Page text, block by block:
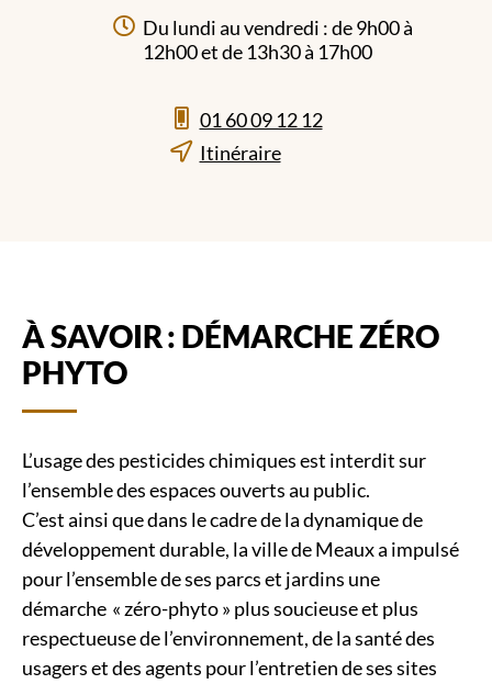
Du lundi au vendredi : de 9h00 à
12h00 et de 13h30 à 17h00
01 60 09 12 12
Itinéraire
À SAVOIR : DÉMARCHE ZÉRO
PHYTO
L’usage des pesticides chimiques est interdit sur
l’ensemble des espaces ouverts au public.
C’est ainsi que dans le cadre de la dynamique de
développement durable, la ville de Meaux a impulsé
pour l’ensemble de ses parcs et jardins une
démarche « zéro-phyto » plus soucieuse et plus
respectueuse de l’environnement, de la santé des
usagers et des agents pour l’entretien de ses sites